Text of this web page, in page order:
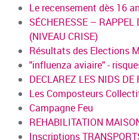
Le recensement dès 16
SÉCHERESSE – RAPPEL
(NIVEAU CRISE)
Résultats des Elections
"influenza aviaire" -
DECLAREZ LES NIDS DE
Les Composteurs
Campagne Feu
REHABILITATION
Inscriptions